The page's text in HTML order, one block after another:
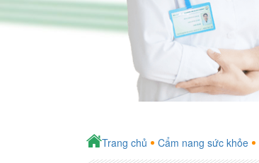
Trang chủ Cẩm nang sức khỏe